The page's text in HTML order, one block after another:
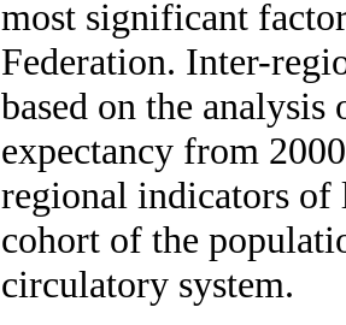
most significant
Federation. Inter-
based on the
expectancy from
regional indicators of
cohort of the
circulatory system.